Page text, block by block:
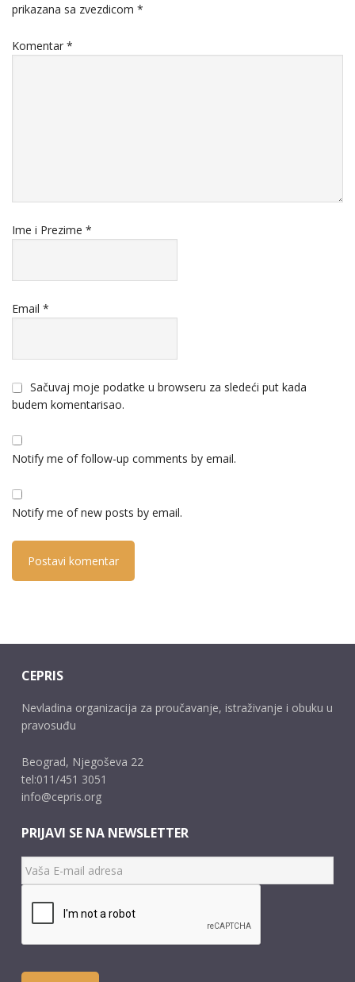
prikazana sa zvezdicom *
Komentar *
Ime i Prezime *
Email *
Sačuvaj moje podatke u browseru za sledeći put kada
budem komentarisao.
Notify me of follow-up comments by email.
Notify me of new posts by email.
CEPRIS
Nevladina organizacija za proučavanje, istraživanje i obuku u
pravosuđu
Beograd, Njegoševa 22
tel:011/451 3051
info@cepris.org
PRIJAVI SE NA NEWSLETTER